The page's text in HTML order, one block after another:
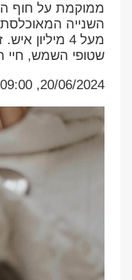
ממוקמת על חוף
השנייה המאוכלסת
מעל 4 מיליון
שטופי השמש, חיי
20/06/2024, 09:00